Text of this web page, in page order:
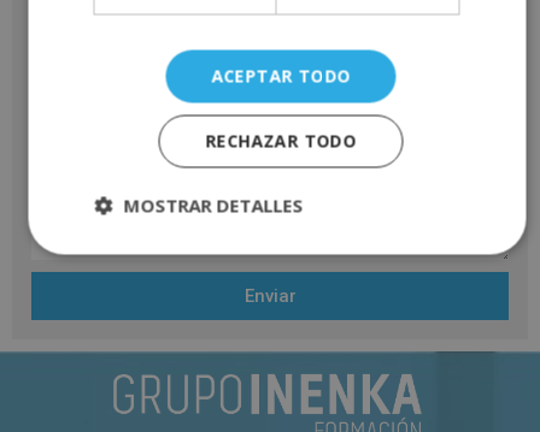
Enviar
ACEPTAR TODO
RECHAZAR TODO
MOSTRAR DETALLES